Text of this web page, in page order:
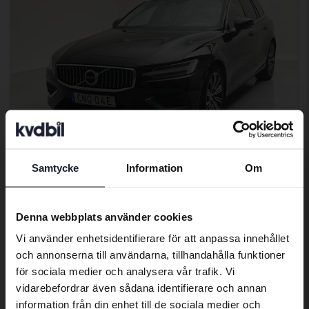
Samtycke Information Om
Denna webbplats använder cookies
Vi använder enhetsidentifierare för att anpassa innehållet
och annonserna till användarna, tillhandahålla funktioner
för sociala medier och analysera vår trafik. Vi
vidarebefordrar även sådana identifierare och annan
information från din enhet till de sociala medier och
Certifierad
Volvo V60
2021
7 666 mil
El/Bensin
Svedala
Ledande bud 235 500 kr
Med finansiering 2 007 kr/månad
Preferred language
We have detected that your browser
Swedish. To better service our friends
abroad we have an English language
site (kvdcars.com) that contains all the
same vehicles and services.